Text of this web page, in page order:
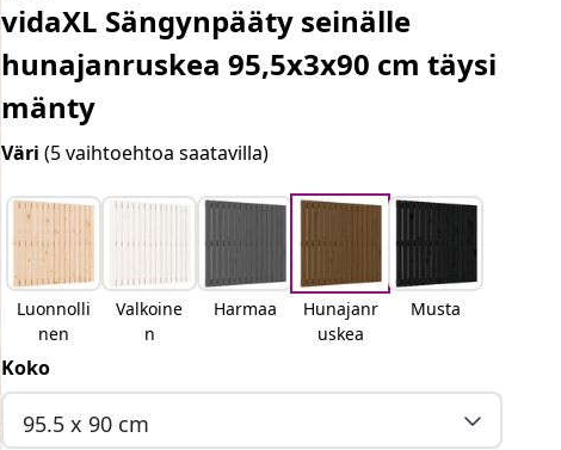
vidaXL Sängynpääty seinälle
hunajanruskea 95,5x3x90 cm täysi
mänty
Väri(5 vaihtoehtoa saatavilla)
Luonnolli
nen
Valkoine
n
Harmaa
Hunajanr
uskea
Musta
Koko
95.5 x 90 cm